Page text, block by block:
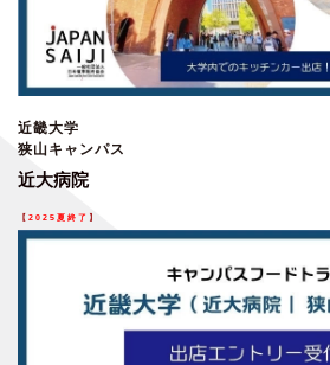
近畿大学
狭山キャンパス
近大病院
【 2025夏終了 】